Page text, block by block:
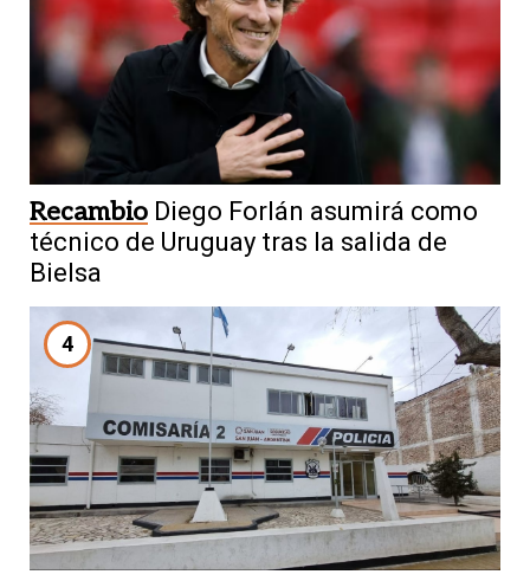
Recambio Diego Forlán asumirá como
técnico de Uruguay tras la salida de
Bielsa
4